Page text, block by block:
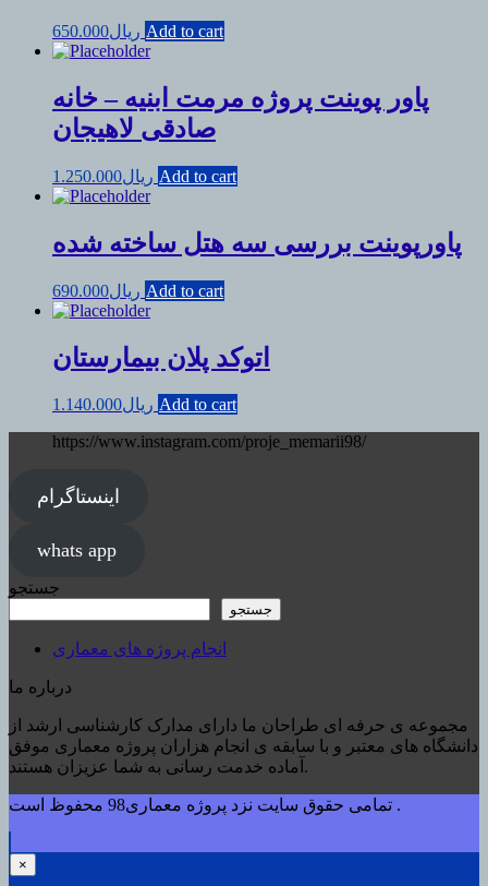
ریال650.000 Add to cart
پاور پوینت پروژه مرمت ابنیه – خانه
صادقی لاهیجان
ریال1.250.000 Add to cart
پاورپوینت بررسی سه هتل ساخته شده
ریال690.000 Add to cart
اتوکد پلان بیمارستان
ریال1.140.000
Add to cart
https://www.instagram.com/proje_memarii98/
اینستاگرام
whats app
جستجو
جستجو
انجام پروژه های معماری
درباره ما
مجموعه ی حرفه ای طراحان ما دارای مدارک کارشناسی ارشد از
دانشگاه های معتبر و با سابقه ی انجام هزاران پروژه معماری موفق
آماده خدمت رسانی به شما عزیزان هستند.
تمامی حقوق سایت نزد پروژه معماری98 محفوظ است .
×